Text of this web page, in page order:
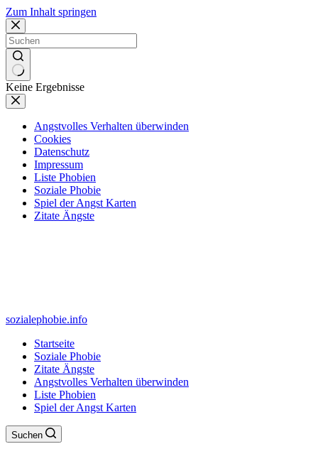
Zum Inhalt springen
Keine Ergebnisse
Angstvolles Verhalten überwinden
Cookies
Datenschutz
Impressum
Liste Phobien
Soziale Phobie
Spiel der Angst Karten
Zitate Ängste
sozialephobie.info
Startseite
Soziale Phobie
Zitate Ängste
Angstvolles Verhalten überwinden
Liste Phobien
Spiel der Angst Karten
Suchen